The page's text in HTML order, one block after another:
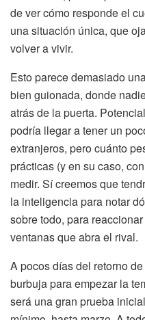
de ver cómo responde el
una situación única, que
volver a vivir.
Esto parece demasiado
bien guionada, donde
atrás de la puerta.
podría llegar a tener un
extranjeros, pero cuánto
prácticas (y en su caso,
medir. Sí creemos que
la inteligencia para notar
sobre todo, para
ventanas que abra el rival.
A pocos días del retorno
burbuja para empezar la
será una gran prueba